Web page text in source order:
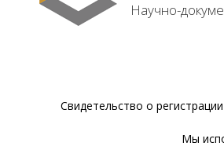
Научно-
Свидетельство о
Мы